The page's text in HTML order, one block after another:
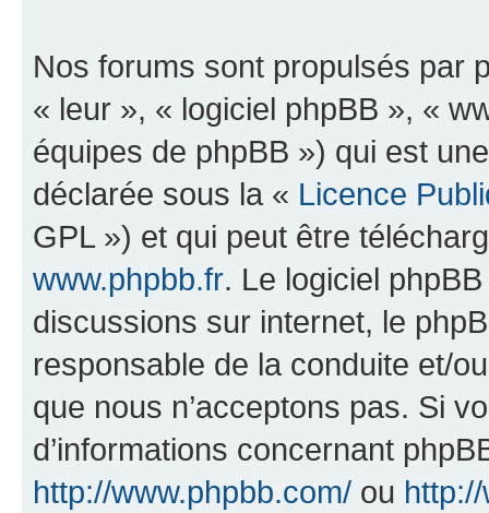
Nos forums sont propulsés par
« leur », « logiciel phpBB », «
équipes de phpBB ») qui est
déclarée sous la « Licence
GPL ») et qui peut être
www.phpbb.fr. Le logiciel
discussions sur internet, le
responsable de la conduite et/
que nous n’acceptons pas. Si
d’informations concernant
http://www.phpbb.com/ ou